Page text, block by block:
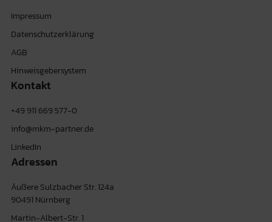
Impressum
Datenschutzerklärung
AGB
Hinweisgebersystem
Kontakt
+49 911 669 577-0
info@mkm-partner.de
LinkedIn
Adressen
Äußere Sulzbacher Str. 124a
90491 Nürnberg
Martin-Albert-Str. 1